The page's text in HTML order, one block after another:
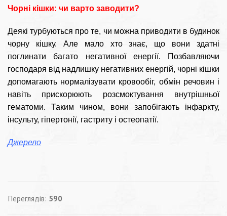
Чорні кішки: чи варто заводити?
Деякі турбуються про те, чи можна приводити в будинок
чорну кішку. Але мало хто знає, що вони здатні
поглинати багато негативної енергії. Позбавляючи
господаря від надлишку негативних енергій, чорні кішки
допомагають нормалізувати кровообіг, обмін речовин і
навіть прискорюють розсмоктування внутрішньої
гематоми. Таким чином, вони запобігають інфаркту,
інсульту, гіпертонії, гастриту і остеопатії.
Джерело
Переглядів: 590